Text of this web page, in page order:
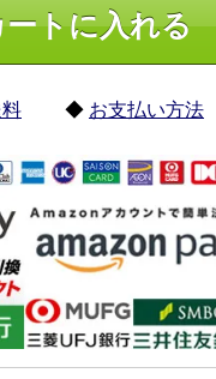
◆ お支払い方法